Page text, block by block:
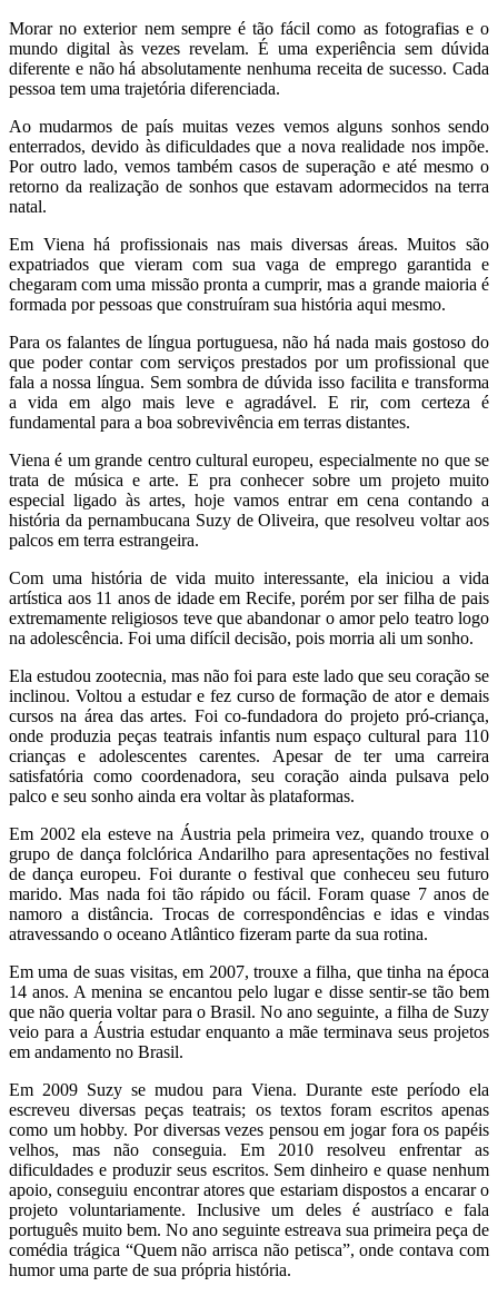
Morar no exterior nem sempre é tão fácil como as fotografias e o
mundo digital às vezes revelam. É uma experiência sem dúvida
diferente e não há absolutamente nenhuma receita de sucesso. Cada
pessoa tem uma trajetória diferenciada.
Ao mudarmos de país muitas vezes vemos alguns sonhos sendo
enterrados, devido às dificuldades que a nova realidade nos impõe.
Por outro lado, vemos também casos de superação e até mesmo o
retorno da realização de sonhos que estavam adormecidos na terra
natal.
Em Viena há profissionais nas mais diversas áreas. Muitos são
expatriados que vieram com sua vaga de emprego garantida e
chegaram com uma missão pronta a cumprir, mas a grande maioria é
formada por pessoas que construíram sua história aqui mesmo.
Para os falantes de língua portuguesa, não há nada mais gostoso do
que poder contar com serviços prestados por um profissional que
fala a nossa língua. Sem sombra de dúvida isso facilita e transforma
a vida em algo mais leve e agradável. E rir, com certeza é
fundamental para a boa sobrevivência em terras distantes.
Viena é um grande centro cultural europeu, especialmente no que se
trata de música e arte. E pra conhecer sobre um projeto muito
especial ligado às artes, hoje vamos entrar em cena contando a
história da pernambucana Suzy de Oliveira, que resolveu voltar aos
palcos em terra estrangeira.
Com uma história de vida muito interessante, ela iniciou a vida
artística aos 11 anos de idade em Recife, porém por ser filha de pais
extremamente religiosos teve que abandonar o amor pelo teatro logo
na adolescência. Foi uma difícil decisão, pois morria ali um sonho.
Ela estudou zootecnia, mas não foi para este lado que seu coração se
inclinou. Voltou a estudar e fez curso de formação de ator e demais
cursos na área das artes. Foi co-fundadora do projeto pró-criança,
onde produzia peças teatrais infantis num espaço cultural para 110
crianças e adolescentes carentes. Apesar de ter uma carreira
satisfatória como coordenadora, seu coração ainda pulsava pelo
palco e seu sonho ainda era voltar às plataformas.
Em 2002 ela esteve na Áustria pela primeira vez, quando trouxe o
grupo de dança folclórica Andarilho para apresentações no festival
de dança europeu. Foi durante o festival que conheceu seu futuro
marido. Mas nada foi tão rápido ou fácil. Foram quase 7 anos de
namoro a distância. Trocas de correspondências e idas e vindas
atravessando o oceano Atlântico fizeram parte da sua rotina.
Em uma de suas visitas, em 2007, trouxe a filha, que tinha na época
14 anos. A menina se encantou pelo lugar e disse sentir-se tão bem
que não queria voltar para o Brasil. No ano seguinte, a filha de Suzy
veio para a Áustria estudar enquanto a mãe terminava seus projetos
em andamento no Brasil.
Em 2009 Suzy se mudou para Viena. Durante este período ela
escreveu diversas peças teatrais; os textos foram escritos apenas
como um hobby. Por diversas vezes pensou em jogar fora os papéis
velhos, mas não conseguia. Em 2010 resolveu enfrentar as
dificuldades e produzir seus escritos. Sem dinheiro e quase nenhum
apoio, conseguiu encontrar atores que estariam dispostos a encarar o
projeto voluntariamente. Inclusive um deles é austríaco e fala
português muito bem. No ano seguinte estreava sua primeira peça de
comédia trágica “Quem não arrisca não petisca”, onde contava com
humor uma parte de sua própria história.